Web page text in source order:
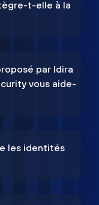
t-elle à la
par Idira
vous aide-
les identités